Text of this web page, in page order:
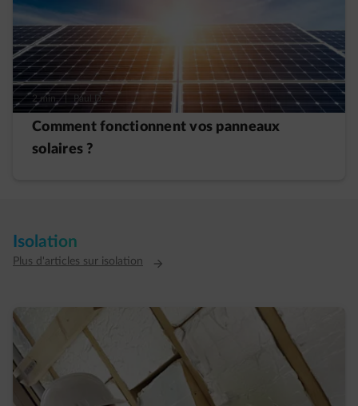
2 min. | Paul D.
Comment fonctionnent vos panneaux
solaires ?
Isolation
Plus d'articles sur isolation